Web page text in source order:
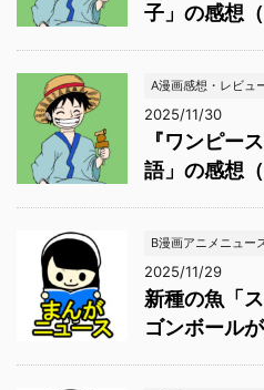
子」の感想
A漫画感想・レビュ
2025/11/30
『ワンピー
語」の感想
B漫画アニメニュー
2025/11/29
新種の魚「
ゴンボール